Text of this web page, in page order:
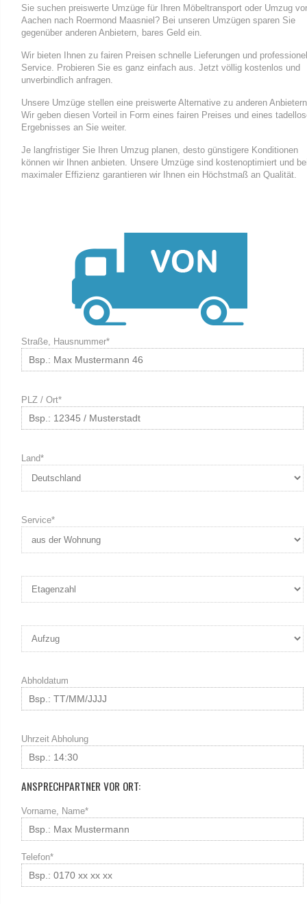
Sie suchen preiswerte Umzüge für Ihren Möbeltransport oder Umzug
Aachen nach Roermond Maasniel? Bei unseren Umzügen sparen Sie
gegenüber anderen Anbietern, bares Geld ein.
Wir bieten Ihnen zu fairen Preisen schnelle Lieferungen und
Service. Probieren Sie es ganz einfach aus. Jetzt völlig kostenlos und
unverbindlich anfragen.
Unsere Umzüge stellen eine preiswerte Alternative zu anderen
Wir geben diesen Vorteil in Form eines fairen Preises und eines
Ergebnisses an Sie weiter.
Je langfristiger Sie Ihren Umzug planen, desto günstigere Konditionen
können wir Ihnen anbieten. Unsere Umzüge sind kostenoptimiert und
maximaler Effizienz garantieren wir Ihnen ein Höchstmaß an Qualität.
Straße, Hausnummer*
PLZ / Ort*
Land*
Service*
Abholdatum
Uhrzeit Abholung
ANSPRECHPARTNER VOR ORT:
Vorname, Name*
Telefon*